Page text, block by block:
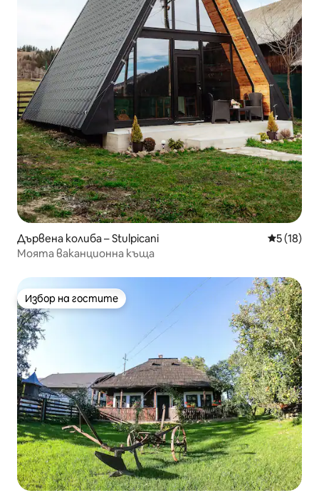
Дървена колиба – Stulpicani Средна
5 (18)
Моята ваканционна къща
Избор на гостите
Избор на гостите